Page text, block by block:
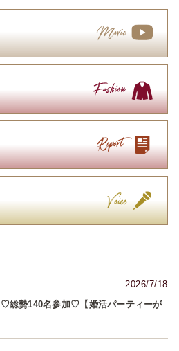
2026/7/18
♡総勢140名参加♡【婚活パーティーが